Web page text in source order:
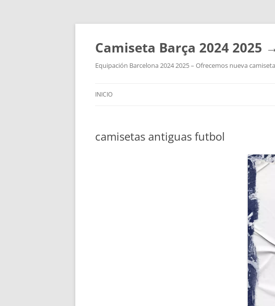
Camiseta Barça 2024 2025
Equipación Barcelona 2024 2025 – Ofrecemos nueva
INICIO
camisetas antiguas futbol